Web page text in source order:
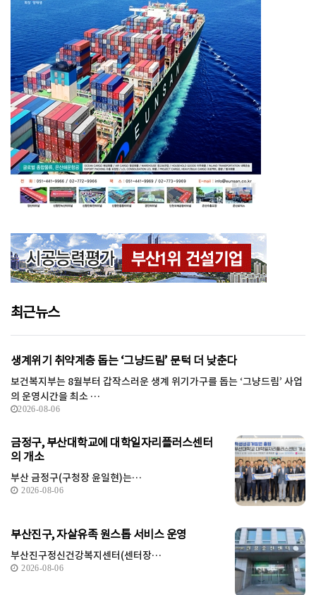
최근뉴스
생계위기 취약계층 돕는 ‘그냥드림’ 문턱 더 낮춘다
보건복지부는 8월부터 갑작스러운 생계 위기가구를 돕는 ‘그냥드림’ 사업
의 운영시간을 최소 …
2026-08-06
금정구, 부산대학교에 대학일자리플러스센터
의 개소
부산 금정구(구청장 윤일현)는…
2026-08-06
부산진구, 자살유족 원스톱 서비스 운영
부산진구정신건강복지센터(센터장…
2026-08-06